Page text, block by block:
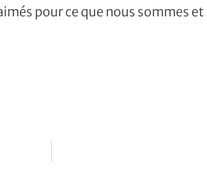
pour ce que nous sommes et